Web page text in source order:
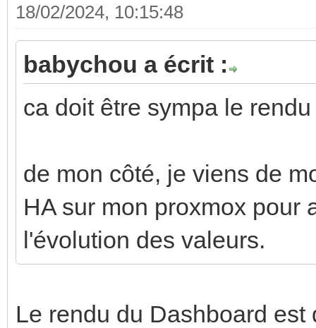
18/02/2024, 10:15:48
babychou a écrit :
ca doit être sympa le rendu
de mon côté, je viens de
HA sur mon proxmox pour
l'évolution des valeurs.
Le rendu du Dashboard